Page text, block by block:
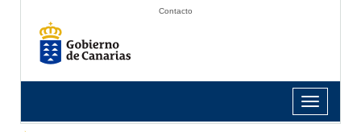
Contacto
Toggle
navigation